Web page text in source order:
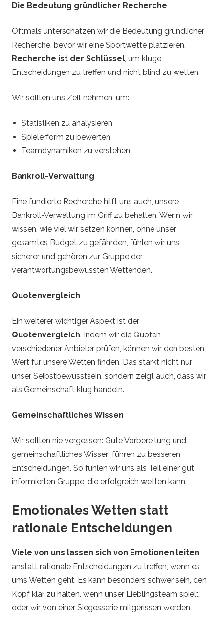
Die Bedeutung gründlicher Recherche
Oftmals unterschätzen wir die Bedeutung gründlicher
Recherche, bevor wir eine Sportwette platzieren.
Recherche ist der Schlüssel , um kluge
Entscheidungen zu treffen und nicht blind zu wetten.
Wir sollten uns Zeit nehmen, um:
Statistiken zu analysieren
Spielerform zu bewerten
Teamdynamiken zu verstehen
Bankroll-Verwaltung
Eine fundierte Recherche hilft uns auch, unsere
Bankroll-Verwaltung im Griff zu behalten. Wenn wir
wissen, wie viel wir setzen können, ohne unser
gesamtes Budget zu gefährden, fühlen wir uns
sicherer und gehören zur Gruppe der
verantwortungsbewussten Wettenden.
Quotenvergleich
Ein weiterer wichtiger Aspekt ist der
Quotenvergleich. Indem wir die Quoten
verschiedener Anbieter prüfen, können wir den besten
Wert für unsere Wetten finden. Das stärkt nicht nur
unser Selbstbewusstsein, sondern zeigt auch, dass wir
als Gemeinschaft klug handeln.
Gemeinschaftliches Wissen
Wir sollten nie vergessen: Gute Vorbereitung und
gemeinschaftliches Wissen führen zu besseren
Entscheidungen. So fühlen wir uns als Teil einer gut
informierten Gruppe, die erfolgreich wetten kann.
Emotionales Wetten statt
rationale Entscheidungen
Viele von uns lassen sich von Emotionen leiten,
anstatt rationale Entscheidungen zu treffen, wenn es
ums Wetten geht. Es kann besonders schwer sein, den
Kopf klar zu halten, wenn unser Lieblingsteam spielt
oder wir von einer Siegesserie mitgerissen werden.